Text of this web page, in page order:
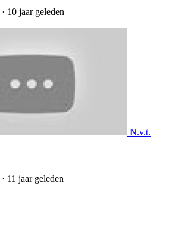
· 10 jaar geleden
N.v.t.
· 11 jaar geleden